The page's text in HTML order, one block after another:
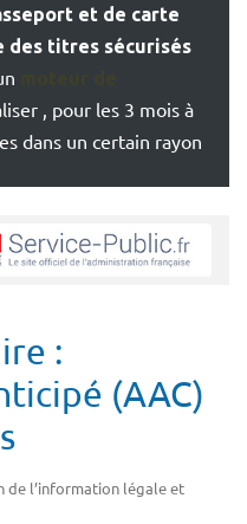
et de carte
des titres sécurisés
, pour les 3 mois à
dans un certain rayon
:
(AAC)
de l’information légale et